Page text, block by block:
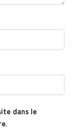
dans le